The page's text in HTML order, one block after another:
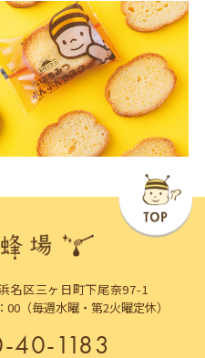
名区三ヶ日町下尾奈97-1
00（毎週水曜・第2火曜定休）
40-1183